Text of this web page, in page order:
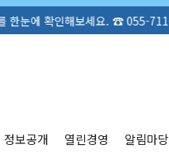
인해보세요. ☎ 055-711-1305
정보공개 열린경영 알림마당